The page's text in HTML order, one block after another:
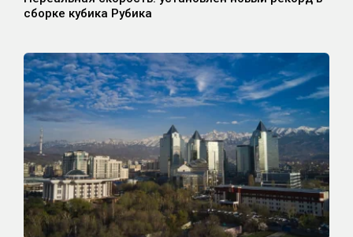
сборке кубика Рубика